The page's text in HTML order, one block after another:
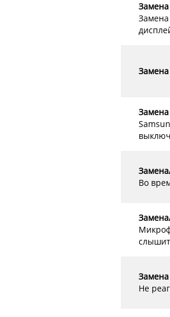
Замена
Замена
Замена
Замена
Во
Не